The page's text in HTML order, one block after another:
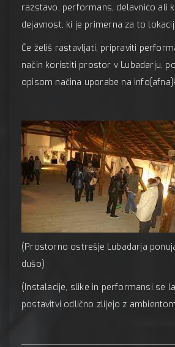
razstavo, performans, delavnico ali
dejavnost, ki je primerna za to
Če želiš rastavljati, pripraviti
način koristiti prostor v Lubadarju,
opisom načina uporabe na
(Prostorno ostrešje Lubadarja
dušo)
(Instalacije, slike in performansi se
postavitvi odlično zlijejo z